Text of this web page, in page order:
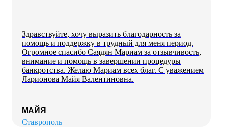
Здравствуйте, хочу выразить благодарность за
помощь и поддержку в трудный для меня период.
Огромное спасибо Саядян Мариам за отзывчивость,
внимание и помощь в завершении процедуры
банкротства. Желаю Мариам всех благ. С уважением
Ларионова Майя Валентиновна.
МАЙЯ
Ставрополь